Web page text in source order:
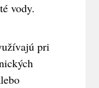
vody.
pri